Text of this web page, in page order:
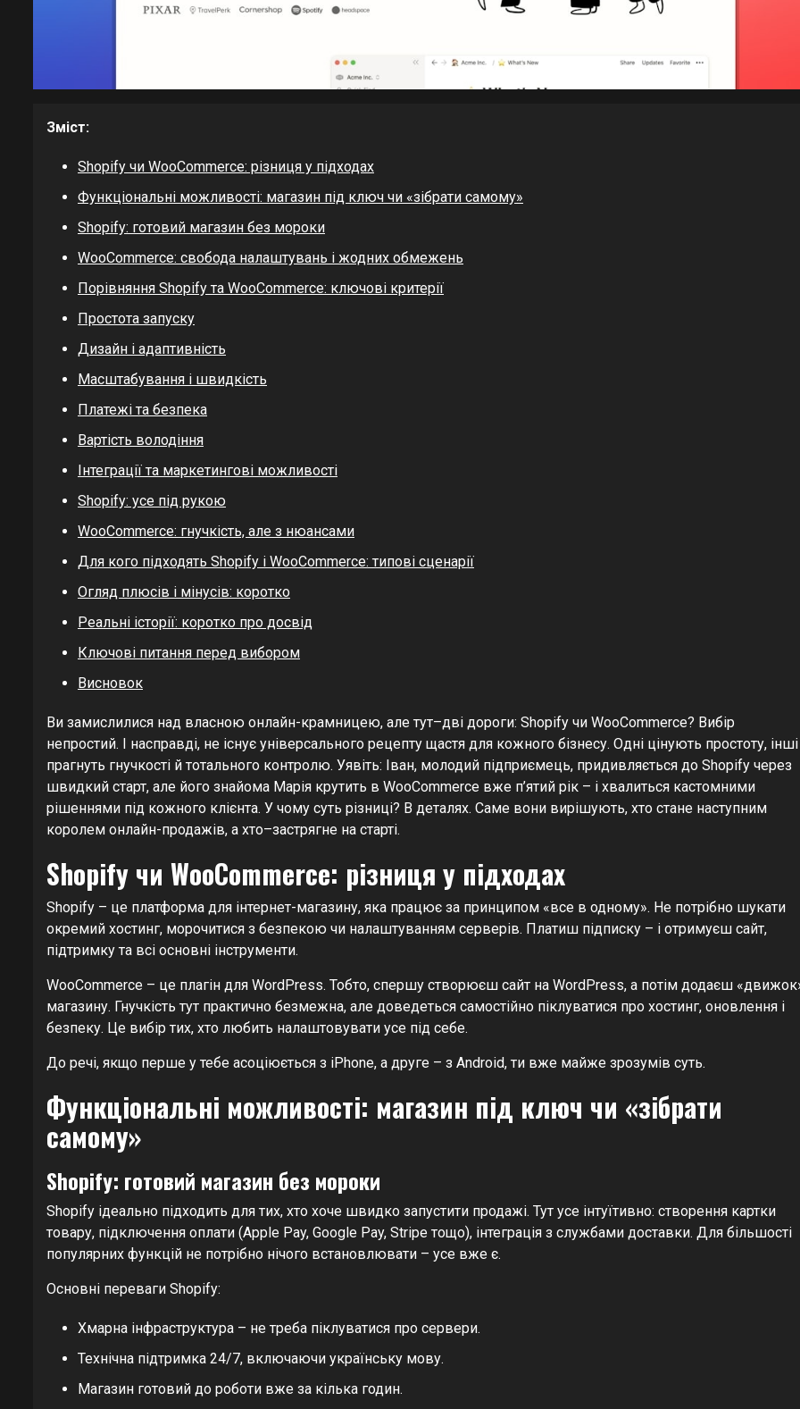
Зміст:
Shopify чи WooCommerce: різниця у підходах
Функціональні можливості: магазин під ключ чи «зібрати самому»
Shopify: готовий магазин без мороки
WooCommerce: свобода налаштувань і жодних обмежень
Порівняння Shopify та WooCommerce: ключові критерії
Простота запуску
Дизайн і адаптивність
Масштабування і швидкість
Платежі та безпека
Вартість володіння
Інтеграції та маркетингові можливості
Shopify: усе під рукою
WooCommerce: гнучкість, але з нюансами
Для кого підходять Shopify і WooCommerce: типові сценарії
Огляд плюсів і мінусів: коротко
Реальні історії: коротко про досвід
Ключові питання перед вибором
Висновок
Ви замислилися над власною онлайн-крамницею, але тут–дві дороги: Shopify чи WooCommerce? Вибір
непростий. І насправді, не існує універсального рецепту щастя для кожного бізнесу. Одні цінують простоту, інші
прагнуть гнучкості й тотального контролю. Уявіть: Іван, молодий підприємець, придивляється до Shopify через
швидкий старт, але його знайома Марія крутить в WooCommerce вже п’ятий рік – і хвалиться кастомними
рішеннями під кожного клієнта. У чому суть різниці? В деталях. Саме вони вирішують, хто стане наступним
королем онлайн-продажів, а хто–застрягне на старті.
Shopify чи WooCommerce: різниця у підходах
Shopify – це платформа для інтернет-магазину, яка працює за принципом «все в одному». Не потрібно шукати
окремий хостинг, морочитися з безпекою чи налаштуванням серверів. Платиш підписку – і отримуєш сайт,
підтримку та всі основні інструменти.
WooCommerce – це плагін для WordPress. Тобто, спершу створюєш сайт на WordPress, а потім додаєш
магазину. Гнучкість тут практично безмежна, але доведеться самостійно піклуватися про хостинг, оновлення і
безпеку. Це вибір тих, хто любить налаштовувати усе під себе.
До речі, якщо перше у тебе асоціюється з iPhone, а друге – з Android, ти вже майже зрозумів суть.
Функціональні можливості: магазин під ключ чи «зібрати
самому»
Shopify: готовий магазин без мороки
Shopify ідеально підходить для тих, хто хоче швидко запустити продажі. Тут усе інтуїтивно: створення картки
товару, підключення оплати (Apple Pay, Google Pay, Stripe тощо), інтеграція з службами доставки. Для більшості
популярних функцій не потрібно нічого встановлювати – усе вже є.
Основні переваги Shopify:
Хмарна інфраструктура – не треба піклуватися про сервери.
Технічна підтримка 24/7, включаючи українську мову.
Магазин готовий до роботи вже за кілька годин.